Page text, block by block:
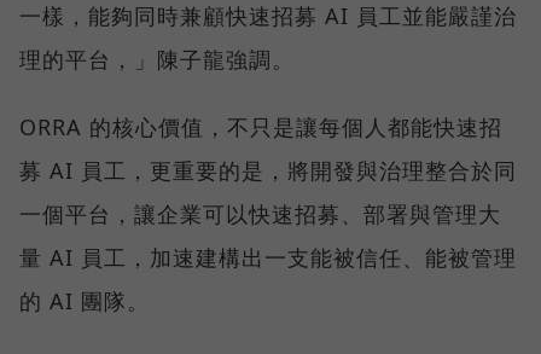
一樣，能夠同時兼顧快速招募 AI 員工並能嚴謹治
理的平台，」陳子龍強調。
ORRA 的核心價值，不只是讓每個人都能快速招
募 AI 員工，更重要的是，將開發與治理整合於同
一個平台，讓企業可以快速招募、部署與管理大
量 AI 員工，加速建構出一支能被信任、能被管理
的 AI 團隊。